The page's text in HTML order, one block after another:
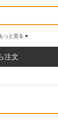
もっと見る
注文